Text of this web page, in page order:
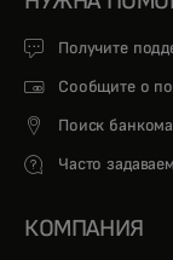
Получите
Сообщите о
Поиск
Часто
КОМПАНИЯ